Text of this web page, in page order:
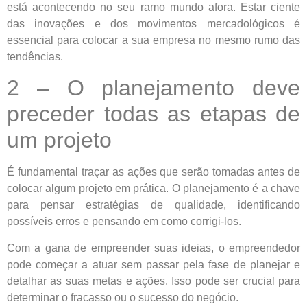
está acontecendo no seu ramo mundo afora. Estar ciente
das inovações e dos movimentos mercadológicos é
essencial para colocar a sua empresa no mesmo rumo das
tendências.
2 – O planejamento deve
preceder todas as etapas de
um projeto
É fundamental traçar as ações que serão tomadas antes de
colocar algum projeto em prática. O planejamento é a chave
para pensar estratégias de qualidade, identificando
possíveis erros e pensando em como corrigi-los.
Com a gana de empreender suas ideias, o empreendedor
pode começar a atuar sem passar pela fase de planejar e
detalhar as suas metas e ações. Isso pode ser crucial para
determinar o fracasso ou o sucesso do negócio.